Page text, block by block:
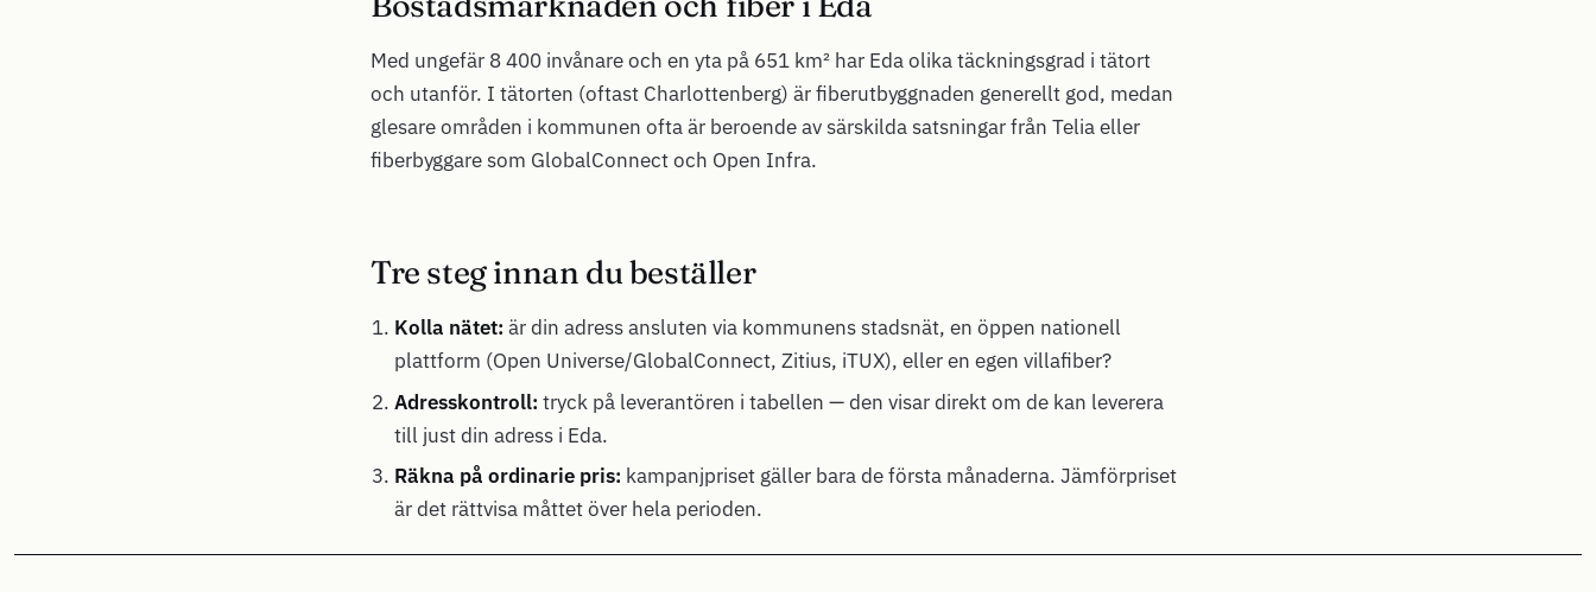
Med ungefär 8 400 invånare och en yta på 651 km² har Eda olika täckningsgrad i tätort
och utanför. I tätorten (oftast Charlottenberg) är fiberutbyggnaden generellt god, medan
glesare områden i kommunen ofta är beroende av särskilda satsningar från Telia eller
fiberbyggare som GlobalConnect och Open Infra.
Tre steg innan du beställer
Kolla nätet: är din adress ansluten via kommunens stadsnät, en öppen nationell
plattform (Open Universe/GlobalConnect, Zitius, iTUX), eller en egen villafiber?
Adresskontroll: tryck på leverantören i tabellen — den visar direkt om de kan leverera
till just din adress i Eda.
Räkna på ordinarie pris: kampanjpriset gäller bara de första månaderna. Jämförpriset
är det rättvisa måttet över hela perioden.